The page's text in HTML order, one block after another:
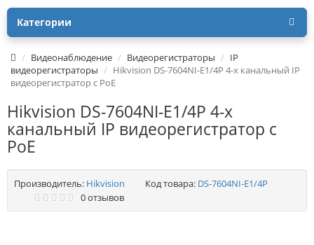
Категории
Видеонаблюдение Видеорегистраторы
IP
видеорегистраторы
Hikvision DS-7604NI-E1/4P 4-х канальный IP
видеорегистратор c PoE
Hikvision DS-7604NI-E1/4P 4-х
канальный IP видеорегистратор c
PoE
Производитель: Hikvision Код товара: DS-7604NI-E1/4P
0 отзывов